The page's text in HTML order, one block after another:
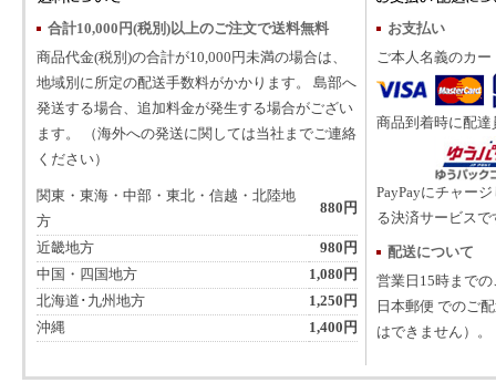
合計10,000円(税別)以上のご注文で送料無料
商品代金(税別)の合計が10,000円未満の場合は、
地域別に所定の配送手数料がかかります。 島部へ
発送する場合、追加料金が発生する場合がござい
ます。 （海外への発送に関しては当社までご連絡
ください）
関東・東海・中部・東北・信越・北陸地
方
880円
近畿地方
980円
中国・四国地方
1,080円
北海道･九州地方
1,250円
沖縄
1,400円
お支払い
ご本人名義のカ
商品到着時に配
PayPayにチャー
る決済サービスで
配送について
営業日15時まで
日本郵便 でのご
はできません）。